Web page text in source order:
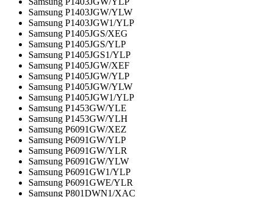
Samsung P1403JGW/YLW
Samsung P1403JGW1/YLP
Samsung P1405JGS/XEG
Samsung P1405JGS/YLP
Samsung P1405JGS1/YLP
Samsung P1405JGW/XEF
Samsung P1405JGW/YLP
Samsung P1405JGW/YLW
Samsung P1405JGW1/YLP
Samsung P1453GW/YLE
Samsung P1453GW/YLH
Samsung P6091GW/XEZ
Samsung P6091GW/YLP
Samsung P6091GW/YLR
Samsung P6091GW/YLW
Samsung P6091GW1/YLP
Samsung P6091GWE/YLR
Samsung P801DWN1/XAC